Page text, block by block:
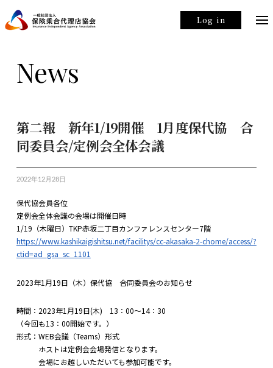
Log in
News
第二報 新年1/19開催 1月度保代協 合
同委員会/定例会全体会議
2022年12月28日
保代協会員各位
定例会全体会議の会場は開催日時
1/19（木曜日）TKP赤坂二丁目カンファレンスセンター7階
https://www.kashikaigishitsu.net/facilitys/cc-akasaka-2-chome/access/?
ctid=ad_gsa_sc_1101
2023年1月19日（木）保代協 合同委員会のお知らせ
時間：2023年1月19日(木) 13：00～14：30
（今回も13：00開始です。）
形式：WEB会議（Teams）形式
ホストは定例会会場発信となります。
会場にお越しいただいても参加可能です。